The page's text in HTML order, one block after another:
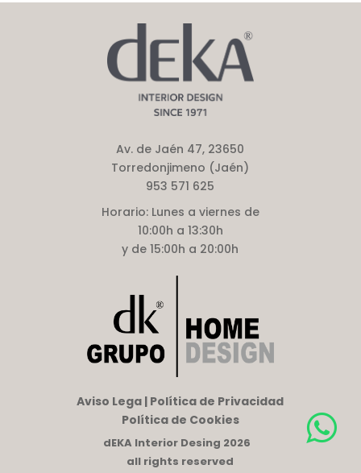
Av. de Jaén 47, 23650
Torredonjimeno (Jaén)
953 571 625
Horario:Lunes a viernes de
10:00h a 13:30h
y de 15:00h a 20:00h
Aviso Lega | Política de Privacidad
Política de Cookies
dEKA Interior Desing 2026
all rights reserved